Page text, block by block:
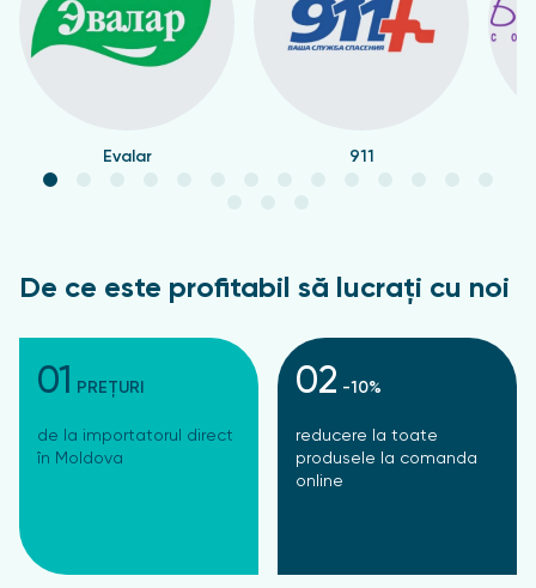
Evalar 911
De ce este profitabil să lucrați cu noi
01 PREȚURI
de la importatorul direct
în Moldova
02 -10%
reducere la toate
produsele la comanda
online